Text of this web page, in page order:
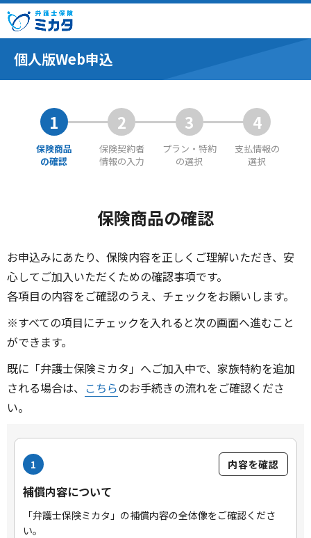
個人版Web申込
1
保険商品
の確認
2
保険契約者
情報の入力
3
プラン・特約
の選択
4
支払情報の
選択
保険商品の確認
お申込みにあたり、保険内容を正しくご理解いただき、安
心してご加入いただくための確認事項です。
各項目の内容をご確認のうえ、チェックをお願いします。
※すべての項目にチェックを入れると次の画面へ進むこと
ができます。
既に「弁護士保険ミカタ」へご加入中で、家族特約を追加
される場合は、 こちらのお手続きの流れをご確認くださ
い。
1 内容を確認
補償内容について
「弁護士保険ミカタ」の補償内容の全体像をご確認くださ
い。